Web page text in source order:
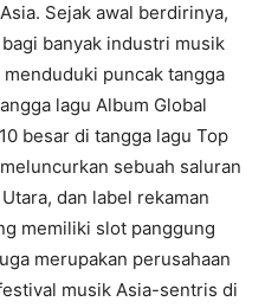
Sejak awal berdirinya,
banyak industri musik
puncak tangga
lagu Album Global
besar di tangga lagu Top
sebuah saluran
dan label rekaman
memiliki slot panggung
merupakan perusahaan
musik Asia-sentris di